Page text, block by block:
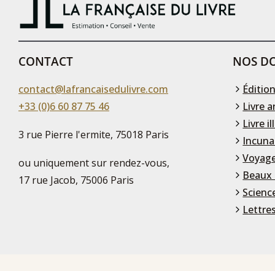
CONTACT
contact@lafrancaisedulivre.com
+33 (0)6 60 87 75 46
3 rue Pierre l'ermite, 75018 Paris
ou uniquement sur rendez-vous,
17 rue Jacob, 75006 Paris
NOS
Livre
Livre